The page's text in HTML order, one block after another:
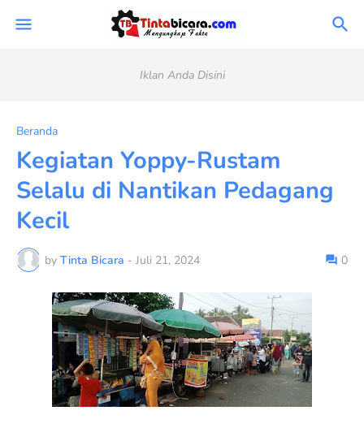
Iklan Anda Disini
Beranda
Kegiatan Yoppy-Rustam
Selalu di Nantikan Pedagang
Kecil
by Tinta Bicara - Juli 21, 2024 0